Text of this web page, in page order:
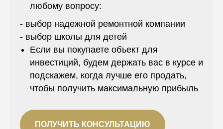
любому вопросу:
- выбор надежной ремонтной компании
- выбор школы для детей
Если вы покупаете объект для
инвестиций, будем держать вас в курсе и
подскажем, когда лучше его продать,
чтобы получить максимальную прибыль
ПОЛУЧИТЬ КОНСУЛЬТАЦИЮ